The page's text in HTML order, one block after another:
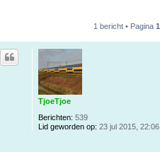
1 bericht • Pagina 1
TjoeTjoe
Berichten: 539
Lid geworden op: 23 jul 2015, 22:06